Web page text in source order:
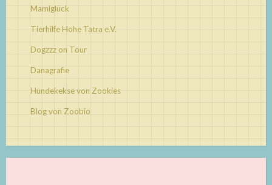
Mamiglück
Tierhilfe Hohe Tatra e.V.
Dogzzz on Tour
Danagrafie
Hundekekse von Zookies
Blog von Zoobio